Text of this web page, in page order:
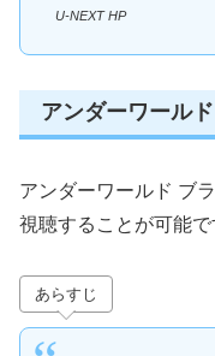
U-NEXT HP
アンダーワール
アンダーワールド ブ
視聴することが可能で
あらすじ